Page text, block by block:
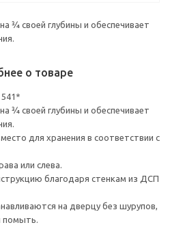
¾ своей глубины и обеспечивает
о товаре
¾ своей глубины и обеспечивает
для хранения в соответствии с
или слева.
благодаря стенкам из ДСП
на дверцу без шурупов,
помыть.